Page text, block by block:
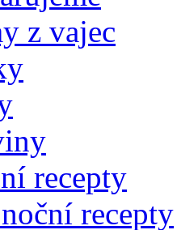
z vajec
recepty
recepty